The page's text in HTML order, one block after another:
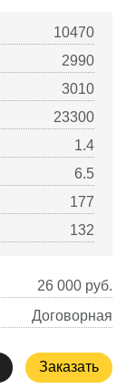
10470
2990
3010
23300
1.4
6.5
177
132
26 000 руб.
Договорная
Заказать